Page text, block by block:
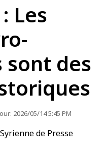
Les
sont des
2026/05/14 5:45 PM